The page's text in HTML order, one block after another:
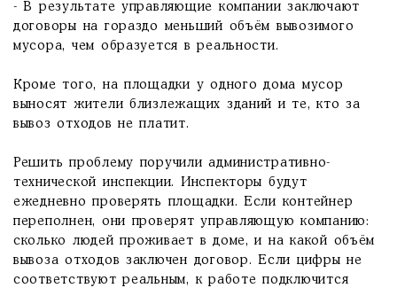
- В результате управляющие компании заключают
договоры на гораздо меньший объём вывозимого
мусора, чем образуется в реальности.
Кроме того, на площадки у одного дома мусор
выносят жители близлежащих зданий и те, кто за
вывоз отходов не платит.
Решить проблему поручили административно-
технической инспекции. Инспекторы будут
ежедневно проверять площадки. Если контейнер
переполнен, они проверят управляющую компанию:
сколько людей проживает в доме, и на какой объём
вывоза отходов заключен договор. Если цифры не
соответствуют реальным, к работе подключится